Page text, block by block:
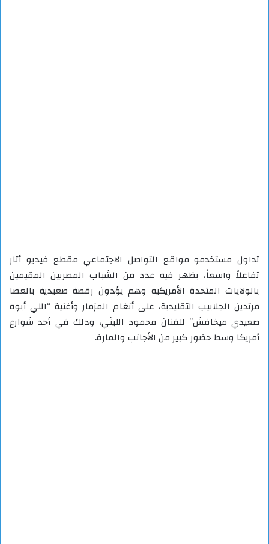
تداول مستخدمو مواقع التواصل الاجتماعي مقطع فيديو أثار
تفاعلاً واسعاً، يظهر فيه عدد من الشباب المصريين المقيمين
بالولايات المتحدة الأمريكية وهم يؤدون رقصة صعيدية بالعصا
مرتدين الجلابيب التقليدية، على أنغام المزمار وأغنية “اللي أبوه
صعيدي ميخافش” للفنان محمود الليثي، وذلك في أحد شوارع
أمريكا وسط حضور كبير من الأجانب والمارة.